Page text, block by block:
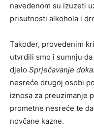
navedenom su izuzeti
prisutnosti alkohola i
Također, provedenim
utvrdili smo i sumnju
djelo Sprječavanje
nesreće drugoj osobi
iznosa za preuzimanje
prometne nesreće te
novčane kazne.